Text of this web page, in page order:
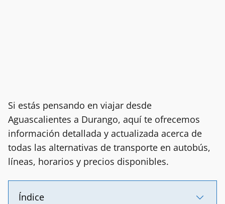
Si estás pensando en viajar desde
Aguascalientes a Durango, aquí te ofrecemos
información detallada y actualizada acerca de
todas las alternativas de transporte en autobús,
líneas, horarios y precios disponibles.
Índice